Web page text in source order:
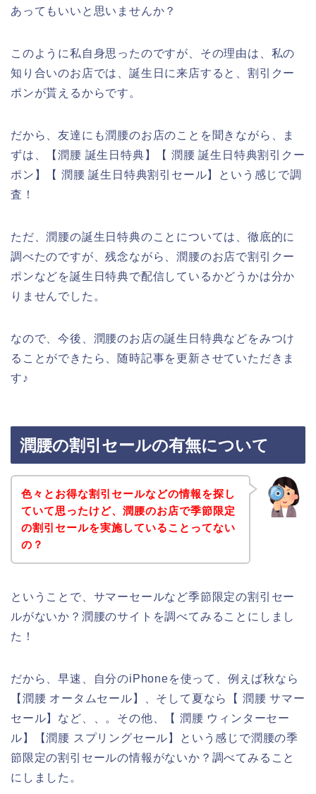
あってもいいと思いませんか？
このように私自身思ったのですが、その理由は、私の
知り合いのお店では、誕生日に来店すると、割引クー
ポンが貰えるからです。
だから、友達にも潤腰のお店のことを聞きながら、ま
ずは、【潤腰 誕生日特典】【 潤腰 誕生日特典割引クー
ポン】【 潤腰 誕生日特典割引セール】という感じで調
査！
ただ、潤腰の誕生日特典のことについては、徹底的に
調べたのですが、残念ながら、潤腰のお店で割引クー
ポンなどを誕生日特典で配信しているかどうかは分か
りませんでした。
なので、今後、潤腰のお店の誕生日特典などをみつけ
ることができたら、随時記事を更新させていただきま
す♪
潤腰の割引セールの有無について
色々とお得な割引セールなどの情報を探し
ていて思ったけど、潤腰のお店で季節限定
の割引セールを実施していることってない
の？
ということで、サマーセールなど季節限定の割引セー
ルがないか？潤腰のサイトを調べてみることにしまし
た！
だから、早速、自分のiPhoneを使って、例えば秋なら
【潤腰 オータムセール】、そして夏なら【 潤腰 サマー
セール】など、、。その他、【 潤腰 ウィンターセー
ル】【潤腰 スプリングセール】という感じで潤腰の季
節限定の割引セールの情報がないか？調べてみること
にしました。